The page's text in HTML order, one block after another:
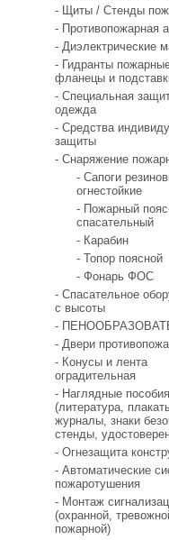
- Щиты / Стенды
- Противопожарная
- Диэлектрические
- Гидранты
фланецы и
- Специальная
одежда
- Средства
защиты
- Снаряжение
- Сапоги
огнестойкие
- Пожарный
спасательный
- Карабин
- Топор поясной
- Фонарь ФОС
- Спасательное
с высоты
-
- Двери
- Конусы и лента
оградительная
- Наглядные пособия
(литература,
журналы, знаки
стенды,
- Огнезащита
- Автоматические
пожаротушения
- Монтаж
(охранной,
пожарной)